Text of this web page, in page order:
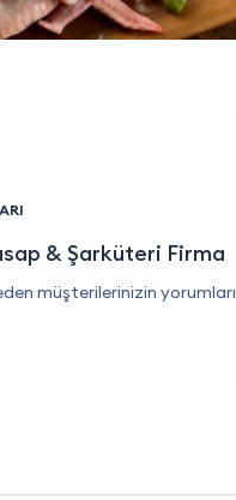
& Şarküteri Firma
müşterilerinizin yorumları
olarak karşılayan bir firma.